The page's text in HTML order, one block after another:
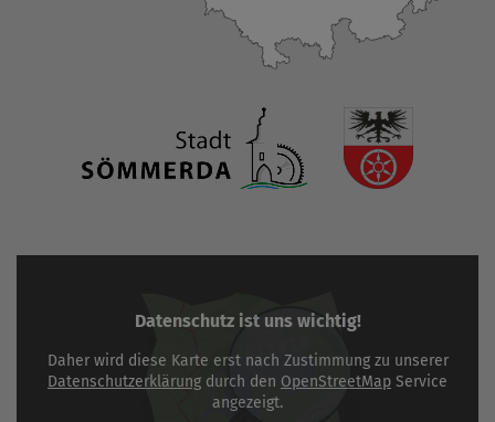
Datenschutz ist uns wichtig!
Daher wird diese Karte erst nach Zustimmung zu unserer
Datenschutzerklärung durch den OpenStreetMap Service
angezeigt.